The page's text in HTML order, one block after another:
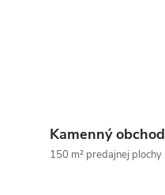
Kamenný obchod
150 m² predajnej plochy